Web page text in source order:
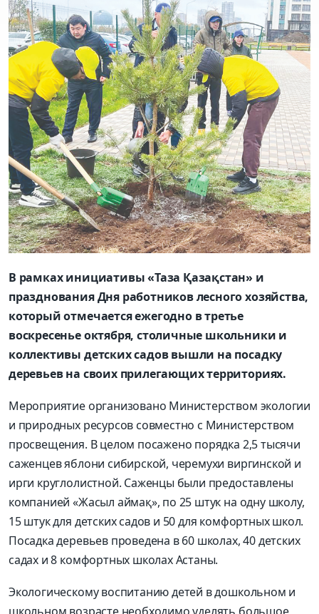
В рамках инициативы «Таза Қазақстан» и
празднования Дня работников лесного хозяйства,
который отмечается ежегодно в третье
воскресенье октября, столичные школьники и
коллективы детских садов вышли на посадку
деревьев на своих прилегающих территориях.
Мероприятие организовано Министерством экологии
и природных ресурсов совместно с Министерством
просвещения. В целом посажено порядка 2,5 тысячи
саженцев яблони сибирской, черемухи виргинской и
ирги круглолистной. Саженцы были предоставлены
компанией «Жасыл аймақ», по 25 штук на одну школу,
15 штук для детских садов и 50 для комфортных школ.
Посадка деревьев проведена в 60 школах, 40 детских
садах и 8 комфортных школах Астаны.
Экологическому воспитанию детей в дошкольном и